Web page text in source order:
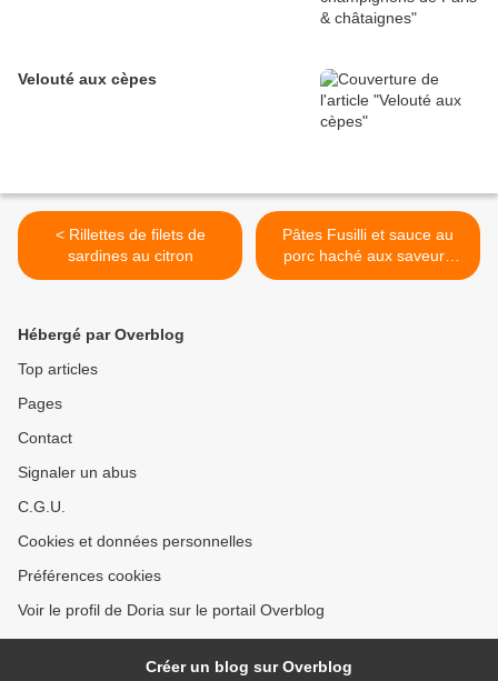
Velouté aux cèpes
< Rillettes de filets de
sardines au citron
Pâtes Fusilli et sauce au
porc haché aux saveurs
asiatiques >
Hébergé par Overblog
Top articles
Pages
Contact
Signaler un abus
C.G.U.
Cookies et données personnelles
Préférences cookies
Voir le profil de Doria sur le portail Overblog
Créer un blog sur Overblog